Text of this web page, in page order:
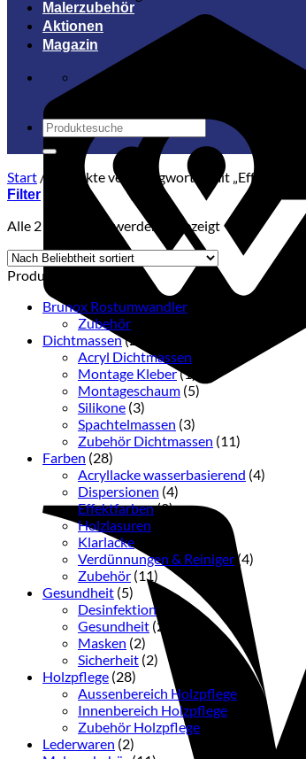
Malerzubehör
Aktionen
Magazin
Suchen
nach:
Start / Produkte verschlagwortet mit „Effektspray“
Filter
Alle 2 Ergebnisse werden angezeigtNach
Beliebtheit
sortiert
Produktkategorien
Brunox Rostumwandler
Zubehör
Dichtmassen(22)
Acryl Dichtmassen
Montage Kleber(1)
Montageschaum (5)
Silikone (3)
Spachtelmassen (3)
Zubehör Dichtmassen (11)
Farben (28)
Acryllacke wasserbasierend (4)
Dispersionen (4)
Effektfarben(2)
Holzlasuren
Klarlacke
Verdünnungen & Reiniger(4)
Zubehör (11)
Gesundheit (5)
Desinfektion
Gesundheit (2)
Masken (2)
Sicherheit (2)
Holzpflege (28)
Aussenbereich Holzpflege
Innenbereich Holzpflege
Zubehör Holzpflege
Lederwaren (2)